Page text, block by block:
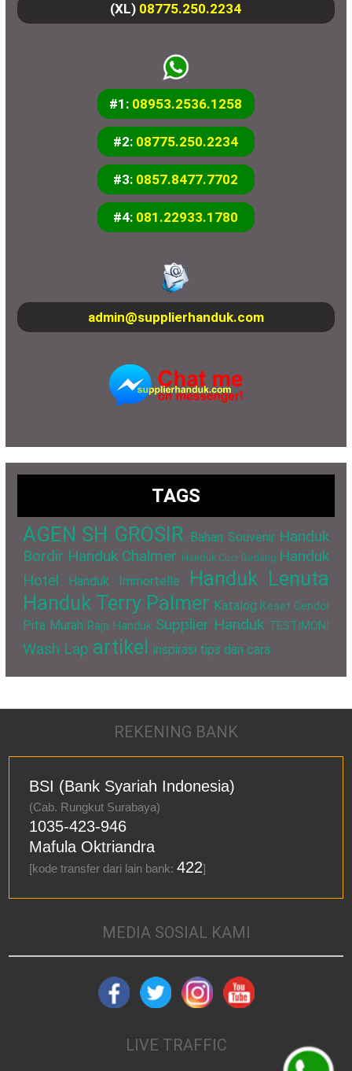
(XL) 08775.250.2234
#1: 08953.2536.1258
#2: 08775.250.2234
#3: 0857.8477.7702
#4: 081.22933.1780
admin@supplierhanduk.com
TAGS
AGEN SH GROSIR Bahan Souvenir Handuk
Bordir Handuk Chalmer Handuk Cuci Gudang Handuk
Hotel
Handuk Immortelle
Handuk Lenuta
Handuk Terry Palmer Katalog Keset Cendol
Pita Murah Raja Handuk Supplier Handuk TESTIMONI
Wash Lap artikel inspirasi tips dan cara
REKENING BANK
BSI (Bank Syariah Indonesia)
(Cab. Rungkut Surabaya)
1035-423-946
Mafula Oktriandra
[kode transfer dari lain bank:422]
MEDIA SOSIAL KAMI
LIVE TRAFFIC